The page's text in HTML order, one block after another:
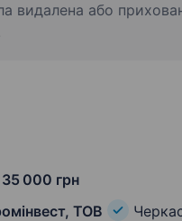
видалена або
000 грн
ТОВ